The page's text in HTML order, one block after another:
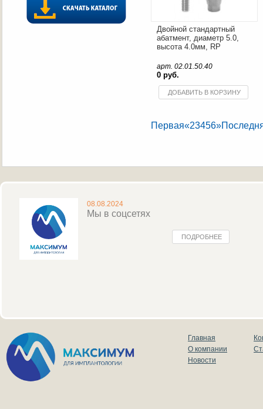
Двойной стандартный
абатмент, диаметр 5.0,
высота 4.0мм, RP
арт. 02.01.50.40
0 руб.
ДОБАВИТЬ В КОРЗИНУ
Первая«23456»
08.08.2024
Мы в соцсетях
ПОДРОБНЕЕ
Главная
О компании
Новости